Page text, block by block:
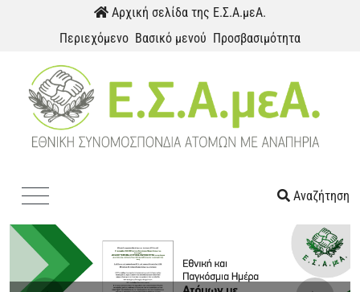
Παράκαμψη προς το περιεχόμενοΑρχική σελίδα της Ε.Σ.Α.μεΑ.
Περιεχόμενο Βασικό μενού Προσβασιμότητα
Αναζήτηση
Link